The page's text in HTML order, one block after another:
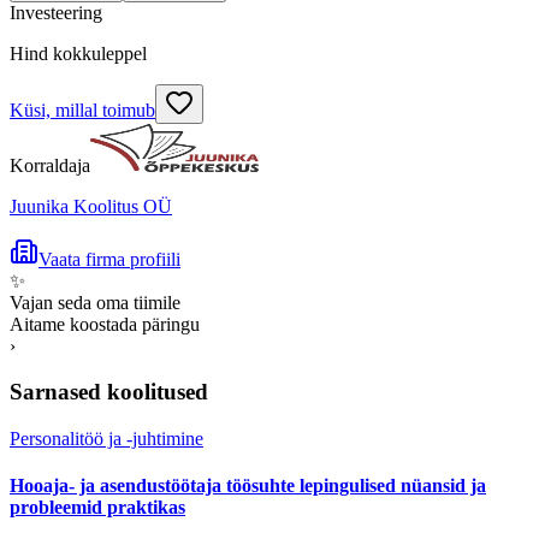
Investeering
Hind kokkuleppel
Küsi, millal toimub
Korraldaja
Juunika Koolitus OÜ
Vaata firma profiili
✨
Vajan seda oma tiimile
Aitame koostada päringu
›
Sarnased koolitused
Personalitöö ja -juhtimine
Hooaja- ja asendustöötaja töösuhte lepingulised nüansid ja
probleemid praktikas